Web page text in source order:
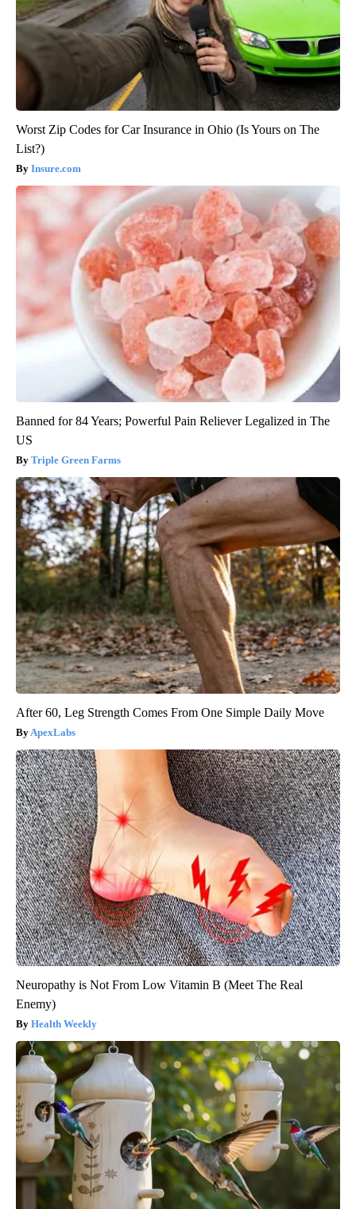
Worst Zip Codes for Car Insurance in Ohio (Is Yours on The
List?)
Insure.com
Banned for 84 Years; Powerful Pain Reliever Legalized in The
US
Triple Green Farms
After 60, Leg Strength Comes From One Simple Daily Move
ApexLabs
Neuropathy is Not From Low Vitamin B (Meet The Real
Enemy)
Health Weekly